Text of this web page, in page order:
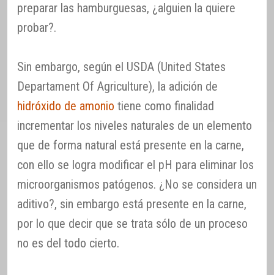
preparar las hamburguesas, ¿alguien la quiere
probar?.
Sin embargo, según el USDA (United States
Departament Of Agriculture), la adición de
hidróxido de amonio tiene como finalidad
incrementar los niveles naturales de un elemento
que de forma natural está presente en la carne,
con ello se logra modificar el pH para eliminar los
microorganismos patógenos. ¿No se considera un
aditivo?, sin embargo está presente en la carne,
por lo que decir que se trata sólo de un proceso
no es del todo cierto.